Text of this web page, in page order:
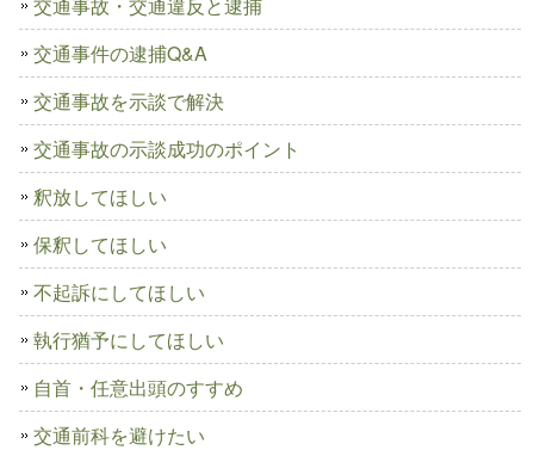
交通事件の逮捕Q&A
交通事故を示談で解決
交通事故の示談成功のポイント
釈放してほしい
保釈してほしい
不起訴にしてほしい
執行猶予にしてほしい
自首・任意出頭のすすめ
交通前科を避けたい